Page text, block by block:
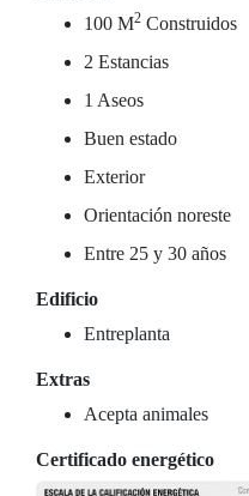
100 M2 Construidos
2 Estancias
1 Aseos
Buen estado
Exterior
Orientación noreste
Entre 25 y 30 años
Edificio
Entreplanta
Extras
Acepta animales
Certificado energético